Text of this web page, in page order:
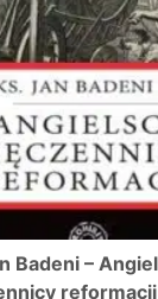
Badeni –
reformacji